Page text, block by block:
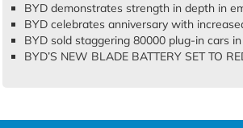
BYD demonstrates strength in depth in
BYD celebrates anniversary with
BYD sold staggering 80000 plug-in cars
BYD’S NEW BLADE BATTERY SET TO